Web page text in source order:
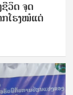
ວິດ ຈຸດ
ກໂຮງໝໍແຕ່